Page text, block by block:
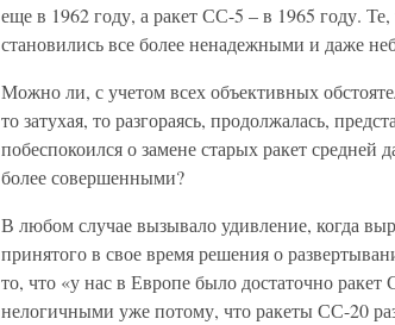
еще в 1962 году, а ракет СС-5 – в 1965 году.
становились все более ненадежными и даже
Можно ли, с учетом всех объективных
то затухая, то разгораясь, продолжалась,
побеспокоился о замене старых ракет средней
более совершенными?
В любом случае вызывало удивление, когда
принятого в свое время решения о
то, что «у нас в Европе было достаточно
нелогичными уже потому, что ракеты СС-20